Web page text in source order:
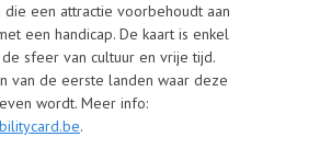
een attractie voorbehoudt aan
een handicap. De kaart is enkel
sfeer van cultuur en vrije tijd.
van de eerste landen waar deze
wordt. Meer info:
.